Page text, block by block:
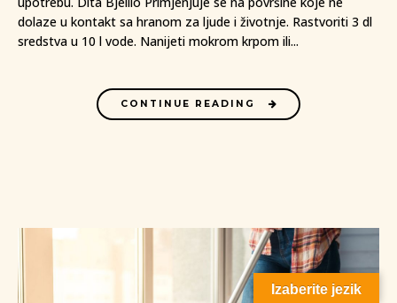
dolaze u kontakt sa hranom za ljude i životnje. Rastvoriti 3 dl
sredstva u 10 l vode. Nanijeti mokrom krpom ili...
CONTINUE READING
Izaberite jezik